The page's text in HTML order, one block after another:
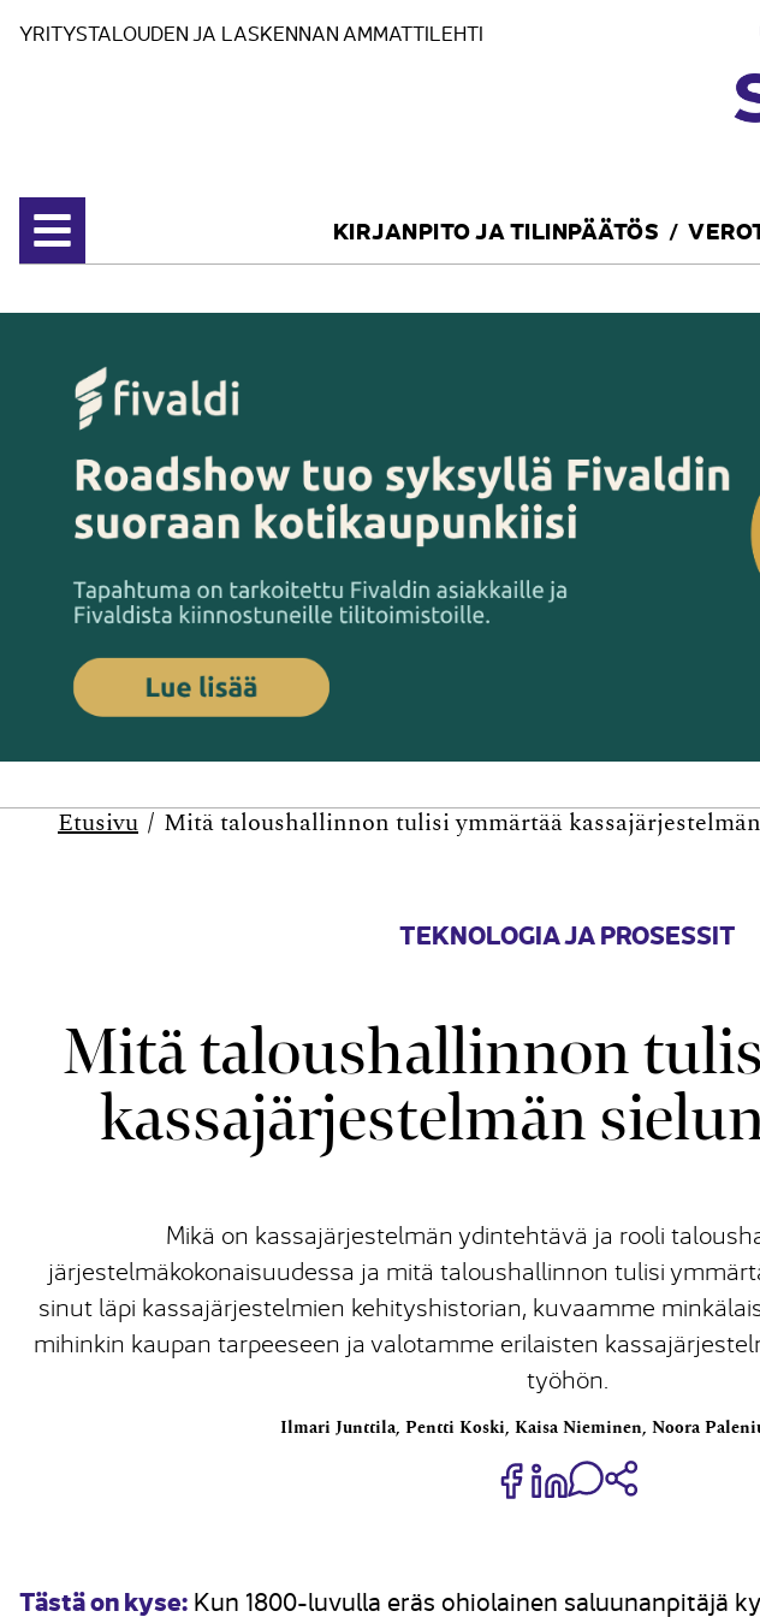
YRITYSTALOUDEN JA LASKENNAN AMMATTILEHTI
Avaa valikko
KIRJANPITO JA TILINPÄÄTÖS
Etusivu Mitä talous­hallinnon tulisi ymmärtää
TEKNOLOGIA JA PROSESSIT
Mitä talous­hallinnon
kassa­järjestelmän
Mikä on kassajärjestelmän ydintehtävä ja rooli
järjestelmäkokonaisuudessa ja mitä taloushallinnon tulisi
sinut läpi kassajärjestelmien kehityshistorian, kuvaamme
mihinkin kaupan tarpeeseen ja valotamme erilaisten
työhön.
Ilmari Junttila, Pentti Koski, Kaisa Nieminen, Noora
Jaa Share on Facebook
Jaa Share on LinkedIn
Jaa WhatsApp-
Tästä on kyse: Kun 1800-luvulla eräs ohiolainen saluunanpitäjä